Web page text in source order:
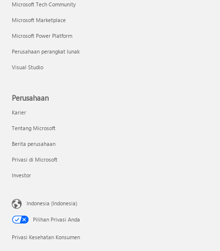
Microsoft Tech Community
Microsoft Marketplace
Microsoft Power Platform
Perusahaan perangkat lunak
Visual Studio
Perusahaan
Karier
Tentang Microsoft
Berita perusahaan
Privasi di Microsoft
Investor
Indonesia (Indonesia)
Pilihan Privasi Anda
Privasi Kesehatan Konsumen